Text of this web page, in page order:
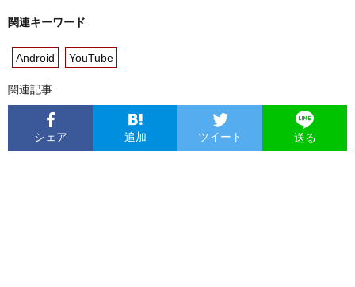
関連キーワード
Android YouTube
関連記事
シェア 追加 ツイート 送る